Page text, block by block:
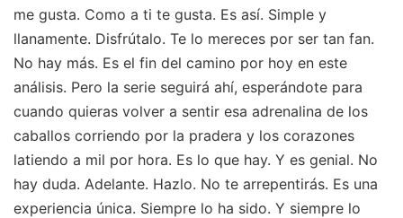
me gusta. Como a ti te gusta. Es así. Simple y
llanamente. Disfrútalo. Te lo mereces por ser tan fan.
No hay más. Es el fin del camino por hoy en este
análisis. Pero la serie seguirá ahí, esperándote para
cuando quieras volver a sentir esa adrenalina de los
caballos corriendo por la pradera y los corazones
latiendo a mil por hora. Es lo que hay. Y es genial. No
hay duda. Adelante. Hazlo. No te arrepentirás. Es una
experiencia única. Siempre lo ha sido. Y siempre lo